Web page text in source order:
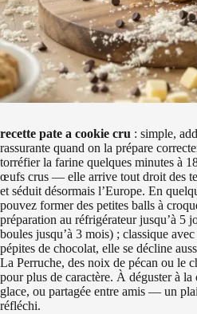
recette pate a cookie cru : simple,
rassurante quand on la prépare
torréfier la farine quelques minutes à
œufs crus — elle arrive tout droit des
et séduit désormais l’Europe. En
pouvez former des petites balls à
préparation au réfrigérateur jusqu’à 5
boules jusqu’à 3 mois) ; classique
pépites de chocolat, elle se décline
La Perruche, des noix de pécan ou le
pour plus de caractère. À déguster à
glace, ou partagée entre amis — un
réfléchi.